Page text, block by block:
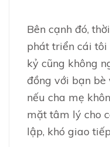
Bên cạnh đó,
phát triển cái tôi
kỷ cũng không
đồng với bạn bè
nếu cha mẹ
mặt tâm lý cho
lập, khó giao